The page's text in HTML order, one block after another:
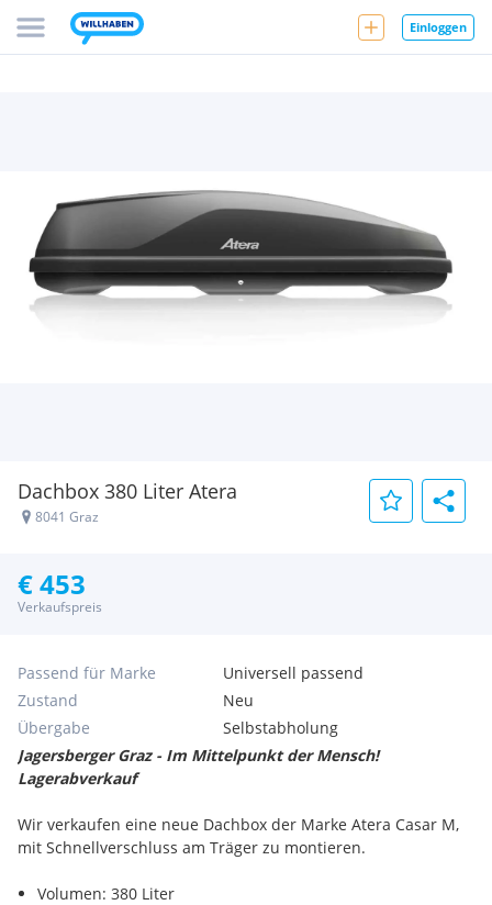
Einloggen
Dachbox 380 Liter Atera
8041 Graz
€ 453
Verkaufspreis
Passend für Marke
Universell passend
Zustand
Neu
Übergabe
Selbstabholung
Jagersberger Graz - Im Mittelpunkt der Mensch!
Lagerabverkauf
Wir verkaufen eine neue Dachbox der Marke Atera Casar M,
mit Schnellverschluss am Träger zu montieren.
Volumen: 380 Liter